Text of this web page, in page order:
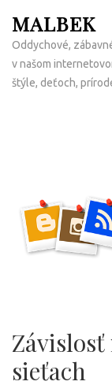
na
obsah
(Enter)
MALBEK
Oddychové,
v našom
štýle, deťoch,
sieťach